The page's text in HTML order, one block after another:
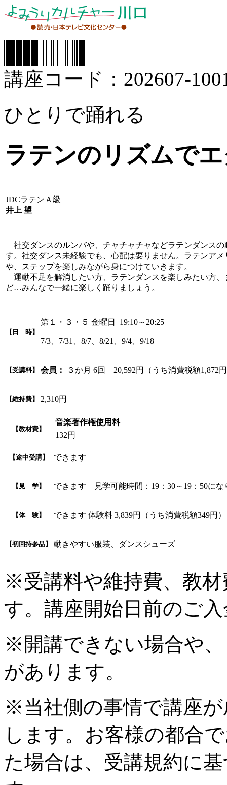
講座コード：202607-
ひとりで踊れる
ラテンのリズムで
JDCラテンＡ級
井上 望
社交ダンスのルンバや、チャチャチャなどラテンダンス
す。社交ダンス未経験でも、心配は要りません。ラテンア
や、ステップを楽しみながら身につけていきます。
運動不足を解消したい方、ラテンダンスを楽しみたい方
ど…みんなで一緒に楽しく踊りましょう。
【日 時】
第１・３・５ 金曜日 19:10～20:25
7/3、7/31、8/7、8/21、9/4、9/18
【受講料】 会員： ３か月 6回 20,592円（うち消費税額1,872
【維持費】 2,310円
【教材費】
音楽著作権使用料
132円
【途中受講】 できます
【見 学】 できます 見学可能時間：19：30～19：50にな
【体 験】 できます 体験料 3,839円（うち消費税額349円）
【初回持参品】 動きやすい服装、ダンスシューズ
※受講料や維持費、教
す。講座開始日前のご
※開講できない場合や
があります。
※当社側の事情で講座
します。お客様の都合
た場合は、受講規約に